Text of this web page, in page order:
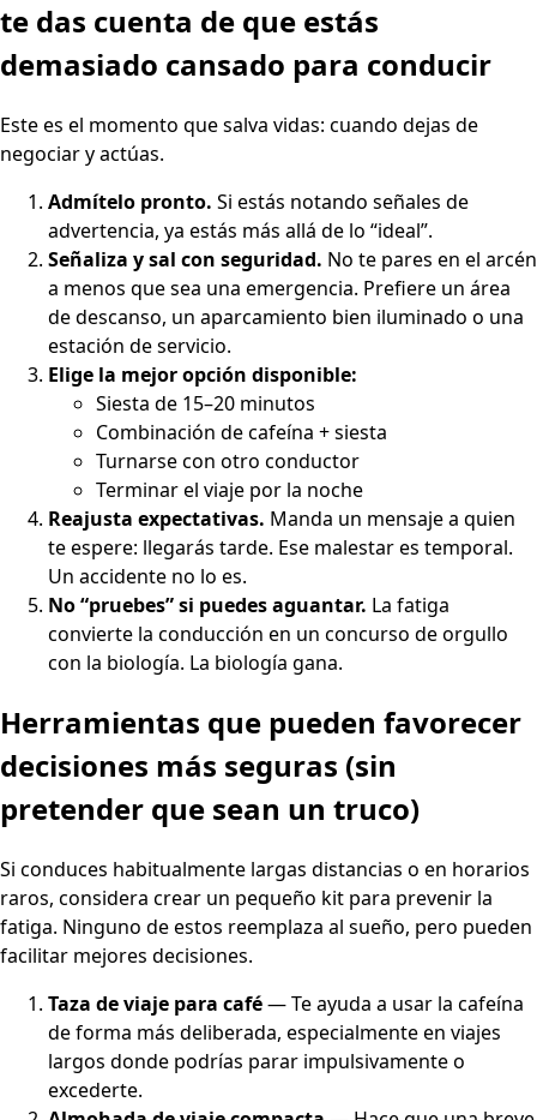
te das cuenta de que estás
demasiado cansado para conducir
Este es el momento que salva vidas: cuando dejas de
negociar y actúas.
Admítelo pronto. Si estás notando señales de
advertencia, ya estás más allá de lo “ideal”.
Señaliza y sal con seguridad. No te pares en el arcén
a menos que sea una emergencia. Prefiere un área
de descanso, un aparcamiento bien iluminado o una
estación de servicio.
Elige la mejor opción disponible:
Siesta de 15–20 minutos
Combinación de cafeína + siesta
Turnarse con otro conductor
Terminar el viaje por la noche
Reajusta expectativas. Manda un mensaje a quien
te espere: llegarás tarde. Ese malestar es temporal.
Un accidente no lo es.
No “pruebes” si puedes aguantar. La fatiga
convierte la conducción en un concurso de orgullo
con la biología. La biología gana.
Herramientas que pueden favorecer
decisiones más seguras (sin
pretender que sean un truco)
Si conduces habitualmente largas distancias o en horarios
raros, considera crear un pequeño kit para prevenir la
fatiga. Ninguno de estos reemplaza al sueño, pero pueden
facilitar mejores decisiones.
Taza de viaje para café— Te ayuda a usar la cafeína
de forma más deliberada, especialmente en viajes
largos donde podrías parar impulsivamente o
excederte.